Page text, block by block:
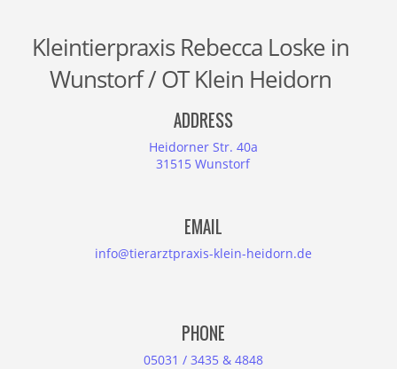
Kleintierpraxis Rebecca Loske in
Wunstorf / OT Klein Heidorn
ADDRESS
Heidorner Str. 40a
31515 Wunstorf
EMAIL
info@tierarztpraxis-klein-heidorn.de
PHONE
05031 / 3435 & 4848